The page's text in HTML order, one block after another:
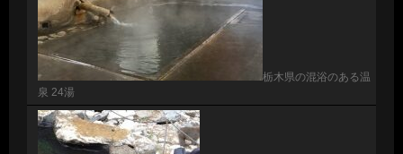
栃木県の混浴のある温
泉 24湯